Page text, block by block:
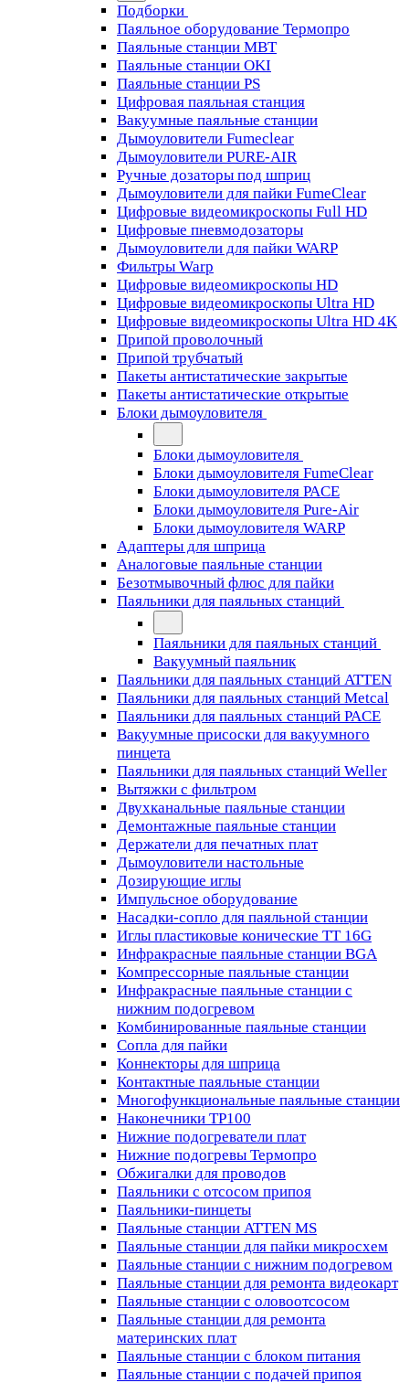
Подборки
Паяльное оборудование Термопро
Паяльные станции MBT
Паяльные станции OKI
Паяльные станции PS
Цифровая паяльная станция
Вакуумные паяльные станции
Дымоуловители Fumeclear
Дымоуловители PURE-AIR
Ручные дозаторы под шприц
Дымоуловители для пайки FumeClear
Цифровые видеомикроскопы Full HD
Цифровые пневмодозаторы
Дымоуловители для пайки WARP
Фильтры Warp
Цифровые видеомикроскопы HD
Цифровые видеомикроскопы Ultra HD
Цифровые видеомикроскопы Ultra HD 4K
Припой проволочный
Припой трубчатый
Пакеты антистатические закрытые
Пакеты антистатические открытые
Блоки дымоуловителя
Блоки дымоуловителя
Блоки дымоуловителя FumeClear
Блоки дымоуловителя PACE
Блоки дымоуловителя Pure-Air
Блоки дымоуловителя WARP
Адаптеры для шприца
Аналоговые паяльные станции
Безотмывочный флюс для пайки
Паяльники для паяльных станций
Паяльники для паяльных станций
Вакуумный паяльник
Паяльники для паяльных станций ATTEN
Паяльники для паяльных станций Metcal
Паяльники для паяльных станций PACE
Вакуумные присоски для вакуумного
пинцета
Паяльники для паяльных станций Weller
Вытяжки с фильтром
Двухканальные паяльные станции
Демонтажные паяльные станции
Держатели для печатных плат
Дымоуловители настольные
Дозирующие иглы
Импульсное оборудование
Насадки-сопло для паяльной станции
Иглы пластиковые конические TT 16G
Инфракрасные паяльные станции BGA
Компрессорные паяльные станции
Инфракрасные паяльные станции с
нижним подогревом
Комбинированные паяльные станции
Сопла для пайки
Коннекторы для шприца
Контактные паяльные станции
Многофункциональные паяльные станции
Наконечники TP100
Нижние подогреватели плат
Нижние подогревы Термопро
Обжигалки для проводов
Паяльники с отсосом припоя
Паяльники-пинцеты
Паяльные станции ATTEN MS
Паяльные станции для пайки микросхем
Паяльные станции с нижним подогревом
Паяльные станции для ремонта видеокарт
Паяльные станции с оловоотсосом
Паяльные станции для ремонта
материнских плат
Паяльные станции с блоком питания
Паяльные станции с подачей припоя